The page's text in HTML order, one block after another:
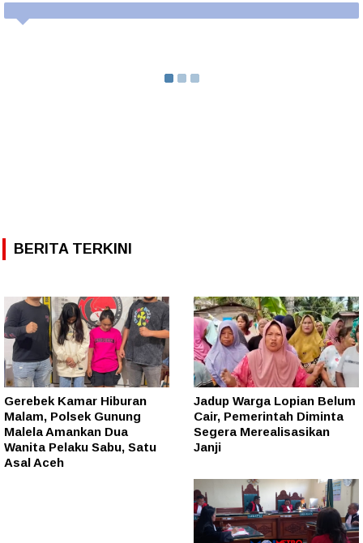
BERITA TERKINI
Gerebek Kamar Hiburan
Malam, Polsek Gunung
Malela Amankan Dua
Wanita Pelaku Sabu, Satu
Asal Aceh
Jadup Warga Lopian Belum
Cair, Pemerintah Diminta
Segera Merealisasikan
Janji